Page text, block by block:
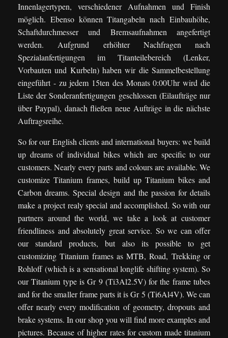
Innenlagertypen, verschiedener Aufnahmen und Finish
möglich. Ebenso können Titangabeln nach Einbauhöhe,
Schaftdurchmesser und Bremsaufnahmen angefertigt
werden. Aufgrund erhöhter Nachfragen nach
Spezialanfertigungen im Titanteilebereich (Lenker,
Vorbauten und Kurbeln) haben wir die Sammelbestellung
eingeführt - zu jedem 15ten des Monats 0:00Uhr wird die
Liste der Sonderanfertigungen geschlossen (Eilaufträge nur
über Paypal), danach fließen neue Aufträge in die nächste
Auftragsreihe.
So for our English clients and international buyers: we build
up dreams of individual bikes which are specific to our
customers. Nearly every parts and colours are available. We
customize Titanium frames, build up Titanium bikes and
Carbon dreams. Special design and the passion for details
make a project realy special and accomplished. So with our
partners around the world, we take a look at customer
friendliness and absolutely great service. So we can offer
our standard products, but also its possible to get
customizing Titanium frames as MTB, Road, Trekking or
Rohloff (which is a sensational longlife shifting system). So
our Titanium type is Gr 9 (Ti3Al2.5V) for the frame tubes
and for the smaller frame parts it is Gr 5 (Ti6Al4V). We can
offer nearly every modification of geometry, dropouts and
brake systems. In our shop you will find more examples and
pictures. Because of higher rates for custom made titanium